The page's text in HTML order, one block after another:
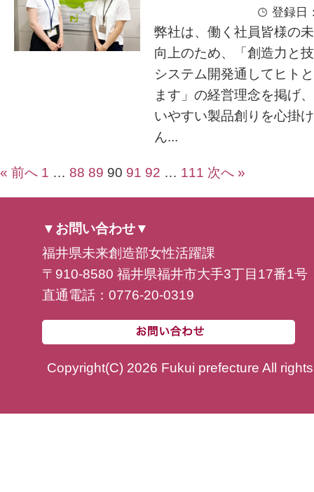
登録日
弊社は、働く社員皆様の
向上のため、「創造力と
システム開発通してヒト
ます」の経営理念を掲げ
いやすい製品創りを心掛
ん...
« 前へ 1 … 88 89 90 91 92 … 111 次へ »
▼お問い合わせ▼
福井県未来創造部女性活躍課
〒910-8580 福井県福井市大手3丁目17番1号
直通電話：0776-20-0319
Copyright(C) 2026 Fukui prefecture All